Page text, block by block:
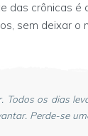
das crônicas é
sem deixar o
Todos os dias
Perde-se